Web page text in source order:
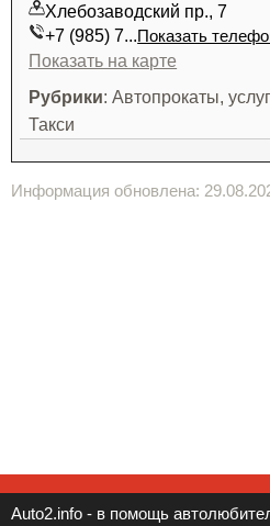
Хлебозаводский пр., 7
+7 (985) 7...Показать
Показать на карте
Рубрики: Автопрокаты,
Такси
Информация обновлена:
Auto2.info - в помощь